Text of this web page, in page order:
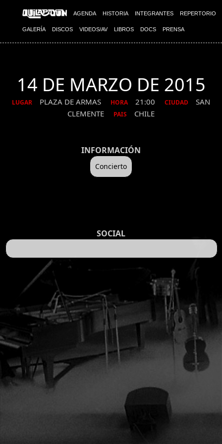
AGENDA HISTORIA INTEGRANTES REPERTORIO
GALERÍA DISCOS VIDEOS/AV LIBROS DOCS PRENSA
14 DE MARZO DE 2015
LUGAR PLAZA DE ARMAS HORA 21:00 CIUDAD
SAN
CLEMENTE
PAIS CHILE
INFORMACIÓN
Concierto
SOCIAL